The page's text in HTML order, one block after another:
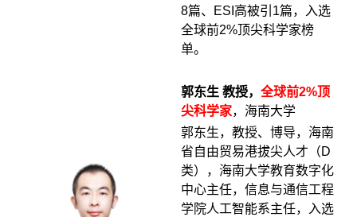
8篇、ESI高被引1篇，入选
全球前2%顶尖科学家榜
单。
郭东生 教授，全球前2%顶
尖科学家，海南大学
郭东生，教授、博导，海南
省自由贸易港拔尖人才（D
类），海南大学教育数字化
中心主任，信息与通信工程
学院人工智能系主任，入选